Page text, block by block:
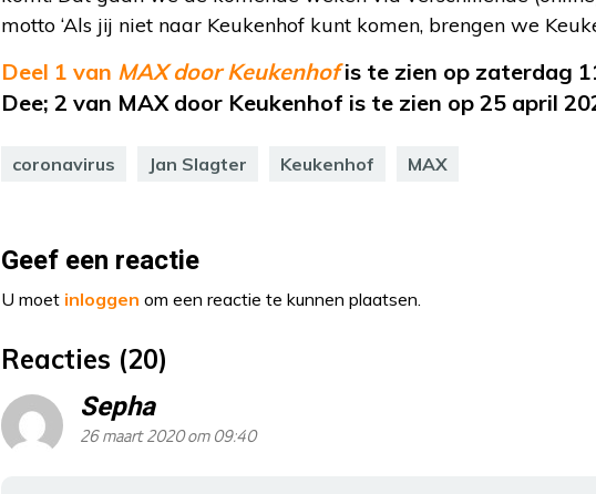
motto ‘Als jij niet naar Keukenhof kunt komen, brengen we
Deel 1 van MAX door Keukenhofis te zien op zaterdag
Dee; 2 van MAX door Keukenhof is te zien op 25 april
coronavirus Jan Slagter Keukenhof MAX
Geef een reactie
U moet inloggen om een reactie te kunnen plaatsen.
Reacties (20)
Sepha
26 maart 2020 om 09:40